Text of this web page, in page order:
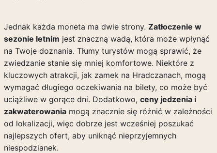
Jednak każda moneta ma dwie strony. Zatłoczenie w
sezonie letnim jest znaczną wadą, która może wpłynąć
na Twoje doznania. Tłumy turystów mogą sprawić, że
zwiedzanie stanie się mniej komfortowe. Niektóre z
kluczowych atrakcji, jak zamek na Hradczanach, mogą
wymagać długiego oczekiwania na bilety, co może być
uciążliwe w gorące dni. Dodatkowo, ceny jedzenia i
zakwaterowaniamogą znacznie się różnić w zależności
od lokalizacji, więc dobrze jest wcześniej poszukać
najlepszych ofert, aby uniknąć nieprzyjemnych
niespodzianek.